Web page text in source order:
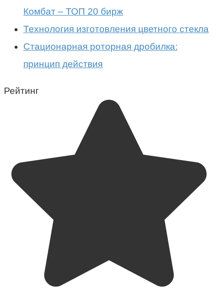
Комбат – ТОП 20 бирж
Технология изготовления цветного стекла
Стационарная роторная дробилка:
принцип действия
Рейтинг